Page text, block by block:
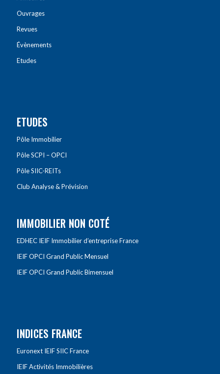
Ouvrages
Revues
Évènements
Etudes
ETUDES
Pôle Immobilier
Pôle SCPI – OPCI
Pôle SIIC-REITs
Club Analyse & Prévision
IMMOBILIER NON COTÉ
EDHEC IEIF Immobilier d’entreprise France
IEIF OPCI Grand Public Mensuel
IEIF OPCI Grand Public Bimensuel
INDICES FRANCE
Euronext IEIF SIIC France
IEIF Activités Immobilières